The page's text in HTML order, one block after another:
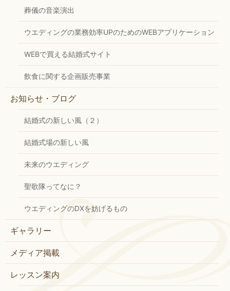
葬儀の音楽演出
ウエディングの業務効率UPのためのWEBアプリケーション
WEBで買える結婚式サイト
飲食に関する企画販売事業
お知らせ・ブログ
結婚式の新しい風（２）
結婚式場の新しい風
未来のウエディング
聖歌隊ってなに？
ウエディングのDXを妨げるもの
ギャラリー
メディア掲載
レッスン案内